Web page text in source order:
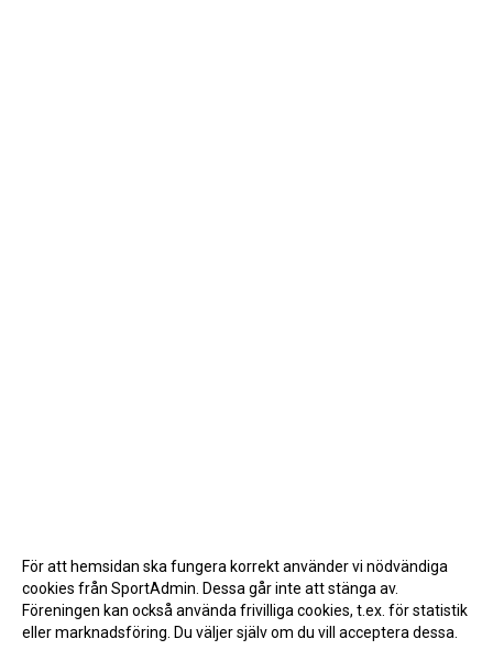
För att hemsidan ska fungera korrekt använder vi nödvändiga
cookies från SportAdmin. Dessa går inte att stänga av.
Föreningen kan också använda frivilliga cookies, t.ex. för statistik
eller marknadsföring. Du väljer själv om du vill acceptera dessa.